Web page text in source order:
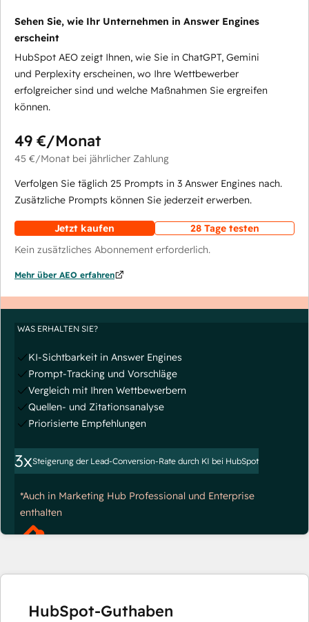
Sehen Sie, wie Ihr Unternehmen in Answer Engines
erscheint
HubSpot AEO zeigt Ihnen, wie Sie in ChatGPT, Gemini
und Perplexity erscheinen, wo Ihre Wettbewerber
erfolgreicher sind und welche Maßnahmen Sie ergreifen
können.
49 €/Monat
45 €/Monat bei jährlicher Zahlung
Verfolgen Sie täglich 25 Prompts in 3 Answer Engines nach.
Zusätzliche Prompts können Sie jederzeit erwerben.
Jetzt kaufen
28 Tage testen
Kein zusätzliches Abonnement erforderlich.
Mehr über AEO erfahren
WAS ERHALTEN SIE?
KI-Sichtbarkeit in Answer Engines
Prompt-Tracking und Vorschläge
Vergleich mit Ihren Wettbewerbern
Quellen- und Zitationsanalyse
Priorisierte Empfehlungen
3xSteigerung der Lead-Conversion-Rate durch KI bei HubSpot
*Auch in Marketing Hub Professional und Enterprise
enthalten
HubSpot-Guthaben